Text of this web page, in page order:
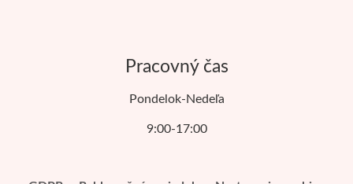
Pracovný čas
Pondelok-Nedeľa
9:00-17:00